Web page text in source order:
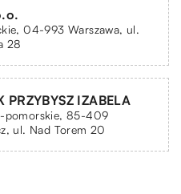
04-993 Warszawa, ul.
28
PRZYBYSZ IZABELA
pomorskie, 85-409
ul. Nad Torem 20